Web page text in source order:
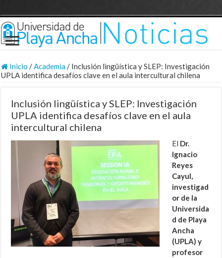
Inicio /Academia/ Inclusión lingüística y SLEP: Investigación
UPLA identifica desafíos clave en el aula intercultural chilena
Inclusión lingüística y SLEP: Investigación
UPLA identifica desafíos clave en el aula
intercultural chilena
El Dr.
Ignacio
Reyes
Cayul,
investigad
or de la
Universida
d de Playa
Ancha
(UPLA) y
profesor